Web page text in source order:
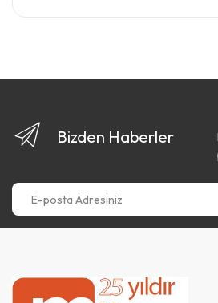
Bizden Haberler
E-posta Adresiniz